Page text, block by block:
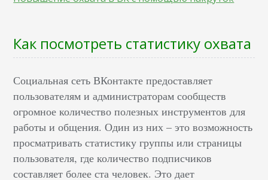
Как посмотреть статистику охвата
Социальная сеть ВКонтакте предоставляет
пользователям и администраторам сообществ
огромное количество полезных инструментов для
работы и общения. Один из них – это возможность
просматривать статистику группы или страницы
пользователя, где количество подписчиков
составляет более ста человек. Это дает